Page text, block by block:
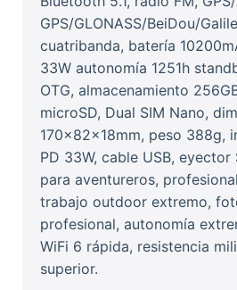
GPS/GLONASS/BeiDou/
cuatribanda, batería
33W autonomía 1251h
OTG, almacenamiento
microSD, Dual SIM Nano,
170x82x18mm, peso 388g,
PD 33W, cable USB, eyector
para aventureros,
trabajo outdoor extremo,
profesional, autonomía
WiFi 6 rápida, resistencia
superior.